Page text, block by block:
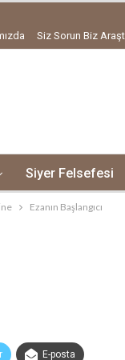
Siz Sorun Biz
Siyer Felsefesi
Ezanın Başlangıcı
E-posta